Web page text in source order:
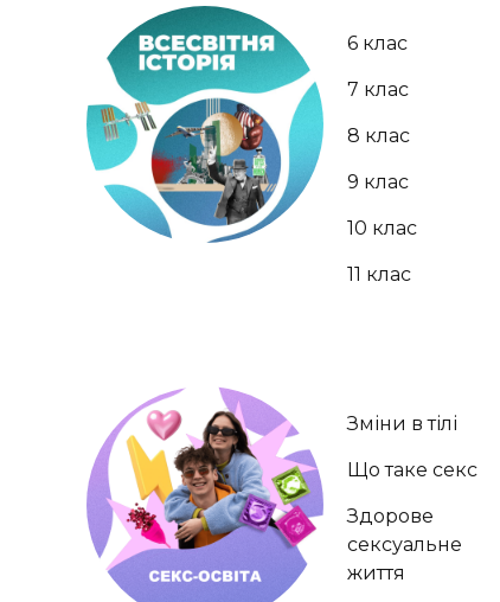
6 клас
7 клас
8 клас
9 клас
10 клас
11 клас
Зміни в тілі
Що таке секс
Здорове
сексуальне
життя